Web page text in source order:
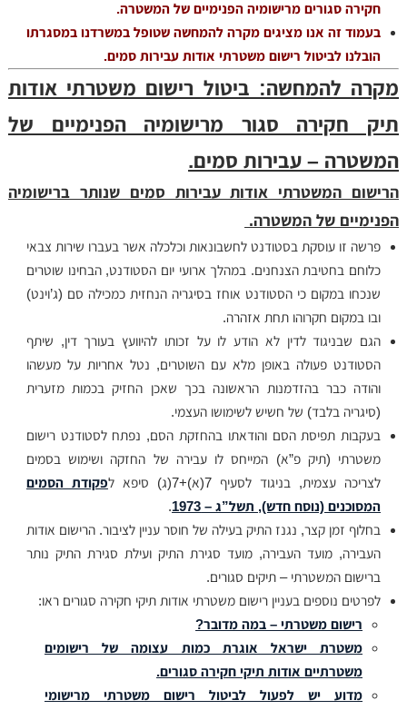
חקירה סגורים מרישומיה הפנימיים של המשטרה.
בעמוד זה אנו מציגים מקרה להמחשה שטופל במשרדנו במסגרתו
הובלנו לביטול רישום משטרתי אודות עבירות סמים.
מקרה להמחשה: ביטול רישום משטרתי אודות
תיק חקירה סגור מרישומיה הפנימיים של
המשטרה – עבירות סמים.
הרישום המשטרתי אודות עבירות סמים שנותר ברישומיה
הפנימיים של המשטרה.
פרשה זו עוסקת בסטודנט לחשבונאות וכלכלה אשר בעברו שירות צבאי
כלוחם בחטיבת הצנחנים. במהלך ארועי יום הסטודנט, הבחינו שוטרים
שנכחו במקום כי הסטודנט אוחז בסיגריה הנחזית כמכילה סם (ג’וינט)
ובו במקום חקרוהו תחת אזהרה.
הגם שבניגוד לדין לא הודע לו על זכותו להיוועץ בעורך דין, שיתף
הסטודנט פעולה באופן מלא עם השוטרים, נטל אחריות על מעשהו
והודה כבר בהזדמנות הראשונה בכך שאכן החזיק בכמות מזערית
(סיגריה בלבד) של חשיש לשימושו העצמי.
בעקבות תפיסת הסם והודאתו בהחזקת הסם, נפתח לסטודנט רישום
משטרתי (תיק פ”א) המייחס לו עבירה של החזקה ושימוש בסמים
לצריכה עצמית, בניגוד לסעיף 7(א)+7(ג) סיפא ל
פקודת הסמים
המסוכנים (נוסח חדש), תשל”ג – 1973
.
בחלוף זמן קצר, נגנז התיק בעילה של חוסר עניין לציבור. הרישום אודות
העבירה, מועד העבירה, מועד סגירת התיק ועילת סגירת התיק נותר
ברישום המשטרתי – תיקים סגורים.
לפרטים נוספים בעניין רישום משטרתי אודות תיקי חקירה סגורים ראו:
רישום משטרתי – במה מדובר?
משטרת ישראל אוגרת כמות עצומה של רישומים
משטרתיים אודות תיקי חקירה סגורים.
מדוע יש לפעול לביטול רישום משטרתי מרישומי